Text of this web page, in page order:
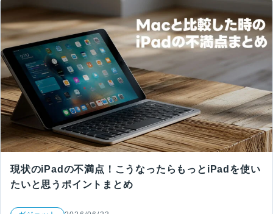
現状のiPadの不満点！こうなったらもっとiPadを使い
たいと思うポイントまとめ